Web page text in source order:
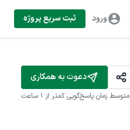
ورود ثبت سریع پروژه
دعوت به همکاری
متوسط زمان پاسخ‌گویی کمتر از 1 ساعت